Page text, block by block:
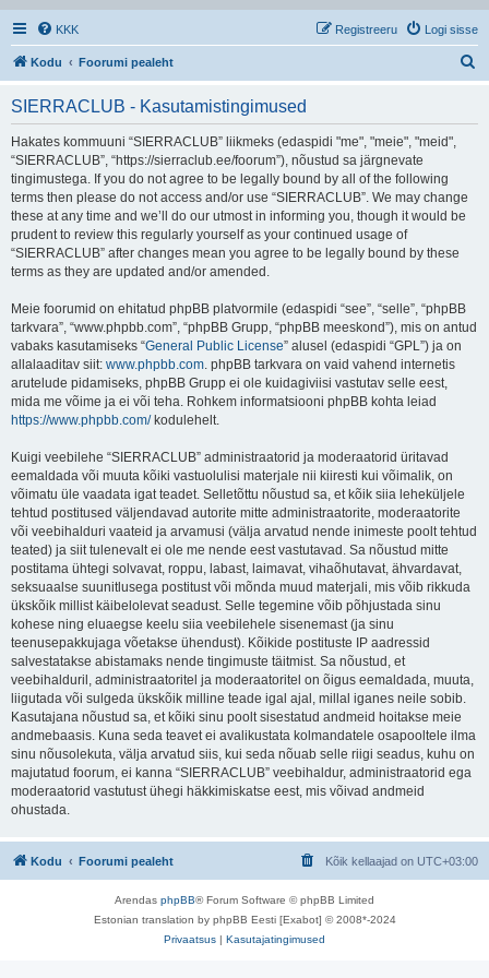
KKK Logi sisse
Registreeru
Kodu Foorumi pealeht
SIERRACLUB - Kasutamistingimused
Hakates kommuuni “SIERRACLUB” liikmeks (edaspidi "me", "meie", "meid",
“SIERRACLUB”, “https://sierraclub.ee/foorum”), nõustud sa järgnevate
tingimustega. If you do not agree to be legally bound by all of the following
terms then please do not access and/or use “SIERRACLUB”. We may change
these at any time and we’ll do our utmost in informing you, though it would be
prudent to review this regularly yourself as your continued usage of
“SIERRACLUB” after changes mean you agree to be legally bound by these
terms as they are updated and/or amended.
Meie foorumid on ehitatud phpBB platvormile (edaspidi “see”, “selle”, “phpBB
tarkvara”, “www.phpbb.com”, “phpBB Grupp, “phpBB meeskond”), mis on antud
vabaks kasutamiseks “General Public License” alusel (edaspidi “GPL”) ja on
allalaaditav siit: www.phpbb.com. phpBB tarkvara on vaid vahend internetis
arutelude pidamiseks, phpBB Grupp ei ole kuidagiviisi vastutav selle eest,
mida me võime ja ei või teha. Rohkem informatsiooni phpBB kohta leiad
https://www.phpbb.com/kodulehelt.
Kuigi veebilehe “SIERRACLUB” administraatorid ja moderaatorid üritavad
eemaldada või muuta kõiki vastuolulisi materjale nii kiiresti kui võimalik, on
võimatu üle vaadata igat teadet. Selletõttu nõustud sa, et kõik siia leheküljele
tehtud postitused väljendavad autorite mitte administraatorite, moderaatorite
või veebihalduri vaateid ja arvamusi (välja arvatud nende inimeste poolt tehtud
teated) ja siit tulenevalt ei ole me nende eest vastutavad. Sa nõustud mitte
postitama ühtegi solvavat, roppu, labast, laimavat, vihaõhutavat, ähvardavat,
seksuaalse suunitlusega postitust või mõnda muud materjali, mis võib rikkuda
ükskõik millist käibelolevat seadust. Selle tegemine võib põhjustada sinu
kohese ning eluaegse keelu siia veebilehele sisenemast (ja sinu
teenusepakkujaga võetakse ühendust). Kõikide postituste IP aadressid
salvestatakse abistamaks nende tingimuste täitmist. Sa nõustud, et
veebihalduril, administraatoritel ja moderaatoritel on õigus eemaldada, muuta,
liigutada või sulgeda ükskõik milline teade igal ajal, millal iganes neile sobib.
Kasutajana nõustud sa, et kõiki sinu poolt sisestatud andmeid hoitakse meie
andmebaasis. Kuna seda teavet ei avalikustata kolmandatele osapooltele ilma
sinu nõusolekuta, välja arvatud siis, kui seda nõuab selle riigi seadus, kuhu on
majutatud foorum, ei kanna “SIERRACLUB” veebihaldur, administraatorid ega
moderaatorid vastutust ühegi häkkimiskatse eest, mis võivad andmeid
ohustada.
Kodu Foorumi pealeht Kõik kellaajad on UTC+03:00
Arendas phpBB® Forum Software © phpBB Limited
Estonian translation by phpBB Eesti [Exabot] © 2008*-2024
Privaatsus | Kasutajatingimused